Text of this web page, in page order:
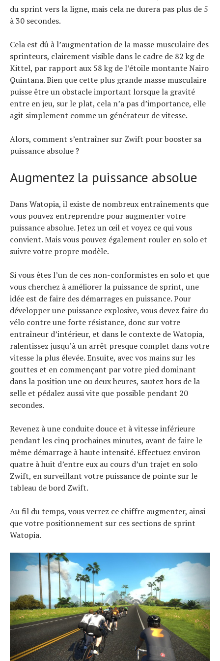
du sprint vers la ligne, mais cela ne durera pas plus de 5
à 30 secondes.
Cela est dû à l’augmentation de la masse musculaire des
sprinteurs, clairement visible dans le cadre de 82 kg de
Kittel, par rapport aux 58 kg de l’étoile montante Nairo
Quintana. Bien que cette plus grande masse musculaire
puisse être un obstacle important lorsque la gravité
entre en jeu, sur le plat, cela n’a pas d’importance, elle
agit simplement comme un générateur de vitesse.
Alors, comment s’entraîner sur Zwift pour booster sa
puissance absolue ?
Augmentez la puissance absolue
Dans Watopia, il existe de nombreux entraînements que
vous pouvez entreprendre pour augmenter votre
puissance absolue. Jetez un œil et voyez ce qui vous
convient. Mais vous pouvez également rouler en solo et
suivre votre propre modèle.
Si vous êtes l’un de ces non-conformistes en solo et que
vous cherchez à améliorer la puissance de sprint, une
idée est de faire des démarrages en puissance. Pour
développer une puissance explosive, vous devez faire du
vélo contre une forte résistance, donc sur votre
entraîneur d’intérieur, et dans le contexte de Watopia,
ralentissez jusqu’à un arrêt presque complet dans votre
vitesse la plus élevée. Ensuite, avec vos mains sur les
gouttes et en commençant par votre pied dominant
dans la position une ou deux heures, sautez hors de la
selle et pédalez aussi vite que possible pendant 20
secondes.
Revenez à une conduite douce et à vitesse inférieure
pendant les cinq prochaines minutes, avant de faire le
même démarrage à haute intensité. Effectuez environ
quatre à huit d’entre eux au cours d’un trajet en solo
Zwift, en surveillant votre puissance de pointe sur le
tableau de bord Zwift.
Au fil du temps, vous verrez ce chiffre augmenter, ainsi
que votre positionnement sur ces sections de sprint
Watopia.